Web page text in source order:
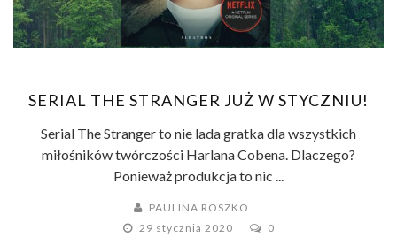
SERIAL THE STRANGER JUŻ W STYCZNIU!
Serial The Stranger to nie lada gratka dla wszystkich
miłośników twórczości Harlana Cobena. Dlaczego?
Ponieważ produkcja to nic ...
PAULINA ROSZKO
29 stycznia 2020
0